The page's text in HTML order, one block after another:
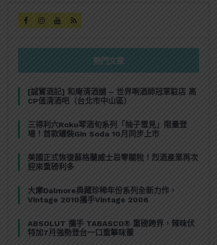
熱門文章
[誠實酒記] 和庵清酒舖 – 世界唎酒師冠軍駐店 高
CP值清酒吧（台北市中山區）
三得利六Roku琴酒旬系列「柚子雪見」限量登
場！首款罐裝Gin Soda 10月同步上市
美國正式恢復蘇格蘭威士忌零關稅！烈酒產業再次
迎來重磅利多
大摩Dalmore典藏珍稀年份系列全新力作，
Vintage 2010攜手Vintage 2006
ABSOLUT 攜手 TABASCO® 重磅跨界，辣味伏
特加7月強勢登台一口重擊味蕾